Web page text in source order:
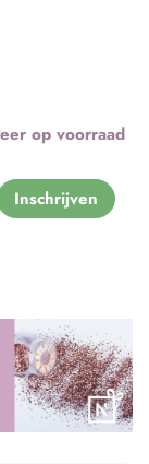
op voorraad
Inschrijven